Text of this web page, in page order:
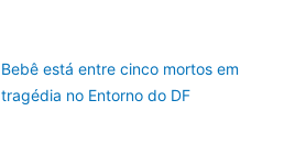
Bebê está entre cinco mortos em
tragédia no Entorno do DF